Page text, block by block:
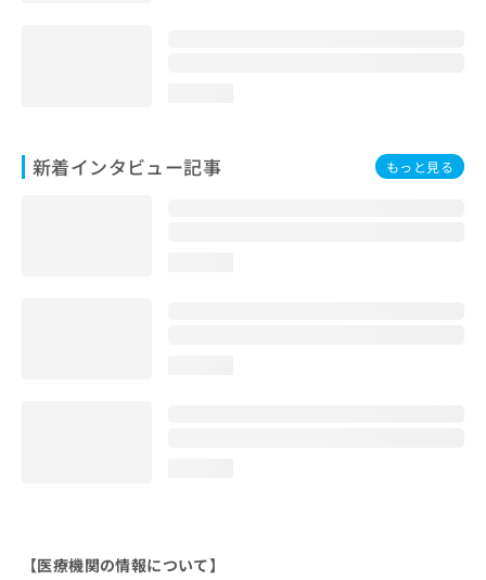
新着インタビュー記事 もっと見る
【医療機関の情報について】